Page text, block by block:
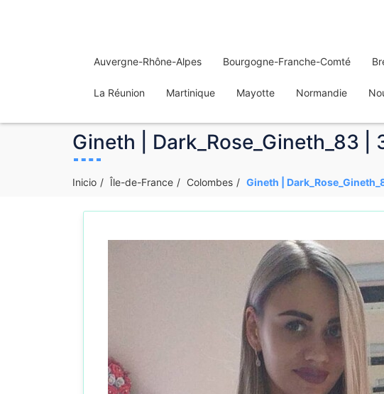
Auvergne-Rhône-Alpes Bourgogne-Franche-Comté
La Réunion Martinique Mayotte Normandie
Gineth | Dark_Rose_Gineth_83
Inicio Île-de-France Colombes Gineth |